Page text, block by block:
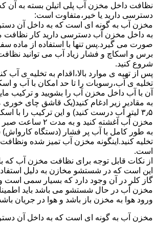
نظافت داخل مخزن آب پلی اتیلن بسته به آن
دسترسی دارید یا خیر،متفاوت است:
مخزن آب به گونه ای است که به داخل آن
به داخل مخزن آب دسترسی دارید کار نظافت
صورت می گیرد.پس تنها با استفاده از ماده
برس و اسکاچ و فشار زیاد آب می توانید
شروع کنید.
پس از تهیه ی موارد بالا،اقدام به تخلیه ی آب
تخلیه ی آب،رسوبات را تا حد امکان با آب و
آن با آب داخل مخزن آب را بشویید و ترکیب
به مقادیر زیر ادغام کنید(یک قاشق چای خوری
۳٫۵ لیتر آب درست کنید) و این ترکیب را با
مخزن آّب آغشته کنید و
به طور کامل با آب پر فشار (دستگاه
تخلیه کنید.اینگونه مخزن آب تمیز شده
است.
از نکات قابل توجه برای نظافت مخزن آب که
این است که در شستشو مخازن به دلیل
گاز کلر در آن وجود دارد که بسیار سمی است
مخزن آب در حال شستشو می باشد باید
ورود هوا به مخزن باز باشد و هوا در جریان
مخزن آب به گونه ای است که به داخل آن